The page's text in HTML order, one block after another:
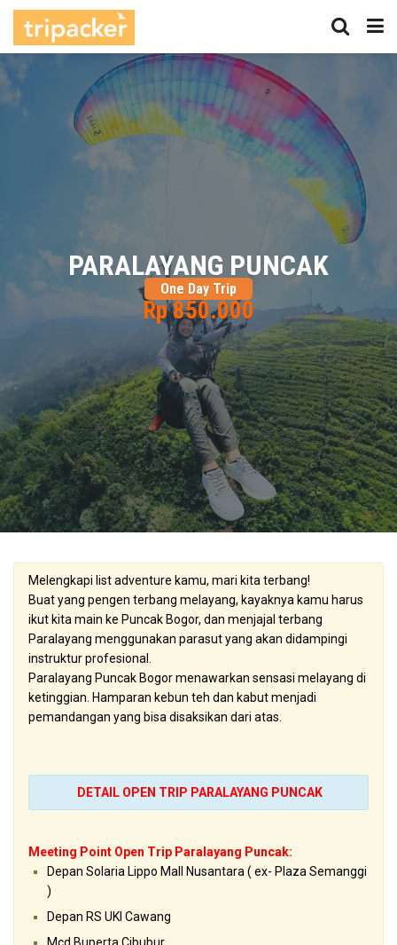
PARALAYANG PUNCAK
One Day Trip
Rp 850.000
Melengkapi list adventure kamu, mari kita terbang!
Buat yang pengen terbang melayang, kayaknya kamu harus
ikut kita main ke Puncak Bogor, dan menjajal terbang
Paralayang menggunakan parasut yang akan didampingi
instruktur profesional.
Paralayang Puncak Bogor menawarkan sensasi melayang di
ketinggian. Hamparan kebun teh dan kabut menjadi
pemandangan yang bisa disaksikan dari atas.
DETAIL OPEN TRIP PARALAYANG PUNCAK
Meeting Point Open Trip Paralayang Puncak:
Depan Solaria Lippo Mall Nusantara ( ex- Plaza Semanggi
)
Depan RS UKI Cawang
Mcd Buperta Cibubur